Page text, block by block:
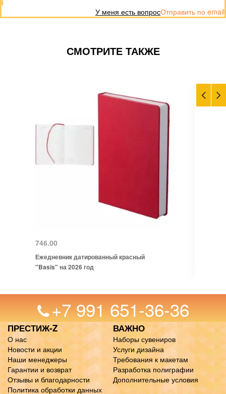
Отправить по email
У меня есть вопрос
СМОТРИТЕ ТАКЖЕ
746.00
Ежедневник датированный красный
"Basis" на 2026 год
+7 991 651-36-36
ПРЕСТИЖ-Z
О нас
Новости и акции
Наши менеджеры
Гарантии и возврат
Отзывы и благодарности
Политика обработки данных
ВАЖНО
Наборы сувениров
Услуги дизайна
Требования к макетам
Разработка полиграфии
Дополнительные условия